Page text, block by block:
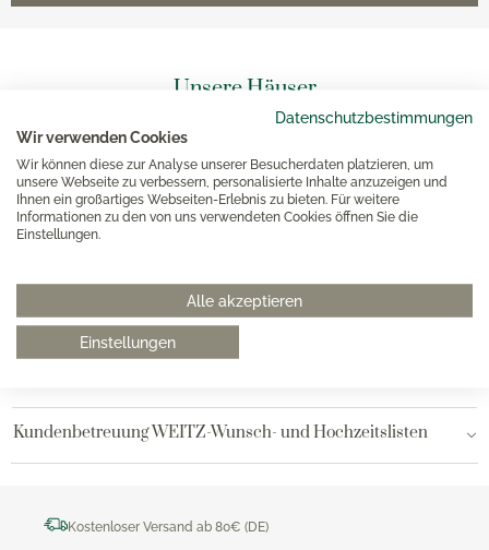
Datenschutzbestimmungen
Wir verwenden Cookies
Wir können diese zur Analyse unserer Besucherdaten platzieren, um
unsere Webseite zu verbessern, personalisierte Inhalte anzuzeigen und
Ihnen ein großartiges Webseiten-Erlebnis zu bieten. Für weitere
Informationen zu den von uns verwendeten Cookies öffnen Sie die
Einstellungen.
Alle akzeptieren
Einstellungen
Unsere Häuser
Hannover
Hamburg am Neuen Wall
Bielefeld
Kundenbetreuung WEITZ-Wunsch- und Hochzeitslisten
Kostenloser Versand ab 80€ (DE)